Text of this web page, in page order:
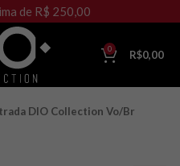
0 R$0,00
DIO Collection Vo/Br
de R$ 250,00